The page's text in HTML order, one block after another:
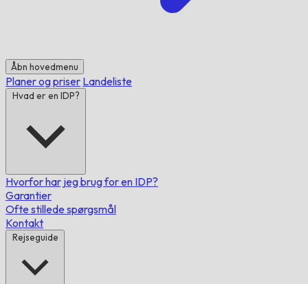
Åbn hovedmenu
Planer og priser Landeliste
Hvad er en IDP?
Hvorfor har jeg brug for en IDP?
Garantier
Ofte stillede spørgsmål
Kontakt
Rejseguide